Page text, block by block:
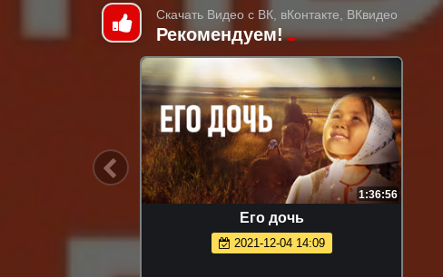
Скачать Видео с ВК, вКонтакте, ВКвидео
Рекомендуем!
1:36:56
Его дочь
2021-12-04 14:09